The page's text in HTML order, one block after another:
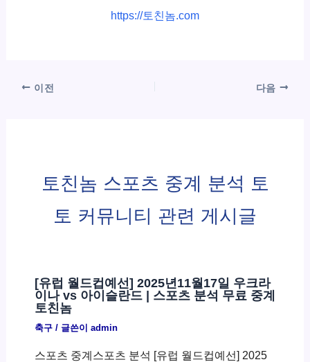
https://토친놈.com
이전 다음
토친놈 스포츠 중계 분석 토
토 커뮤니티 관련 게시글
[유럽 월드컵예선] 2025년11월17일 우크라
이나 vs 아이슬란드 | 스포츠 분석 무료 중계
토친놈
축구/ 글쓴이 admin
스포츠 중계스포츠 분석 [유럽 월드컵예선] 2025